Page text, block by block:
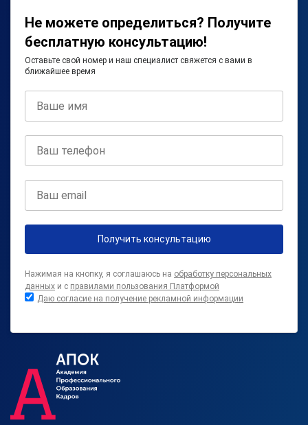
Не можете определиться? Получите
бесплатную консультацию!
Оставьте свой номер и наш специалист свяжется с вами в
ближайшее время
Получить консультацию
Нажимая на кнопку, я соглашаюсь на обработку персональных
данных и с правилами пользования Платформой
Даю согласие на получение рекламной информации